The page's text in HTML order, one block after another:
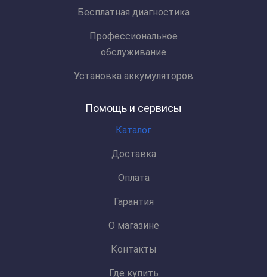
Бесплатная диагностика
Профессиональное
обслуживание
Установка аккумуляторов
Помощь и сервисы
Каталог
Доставка
Оплата
Гарантия
О магазине
Контакты
Где купить